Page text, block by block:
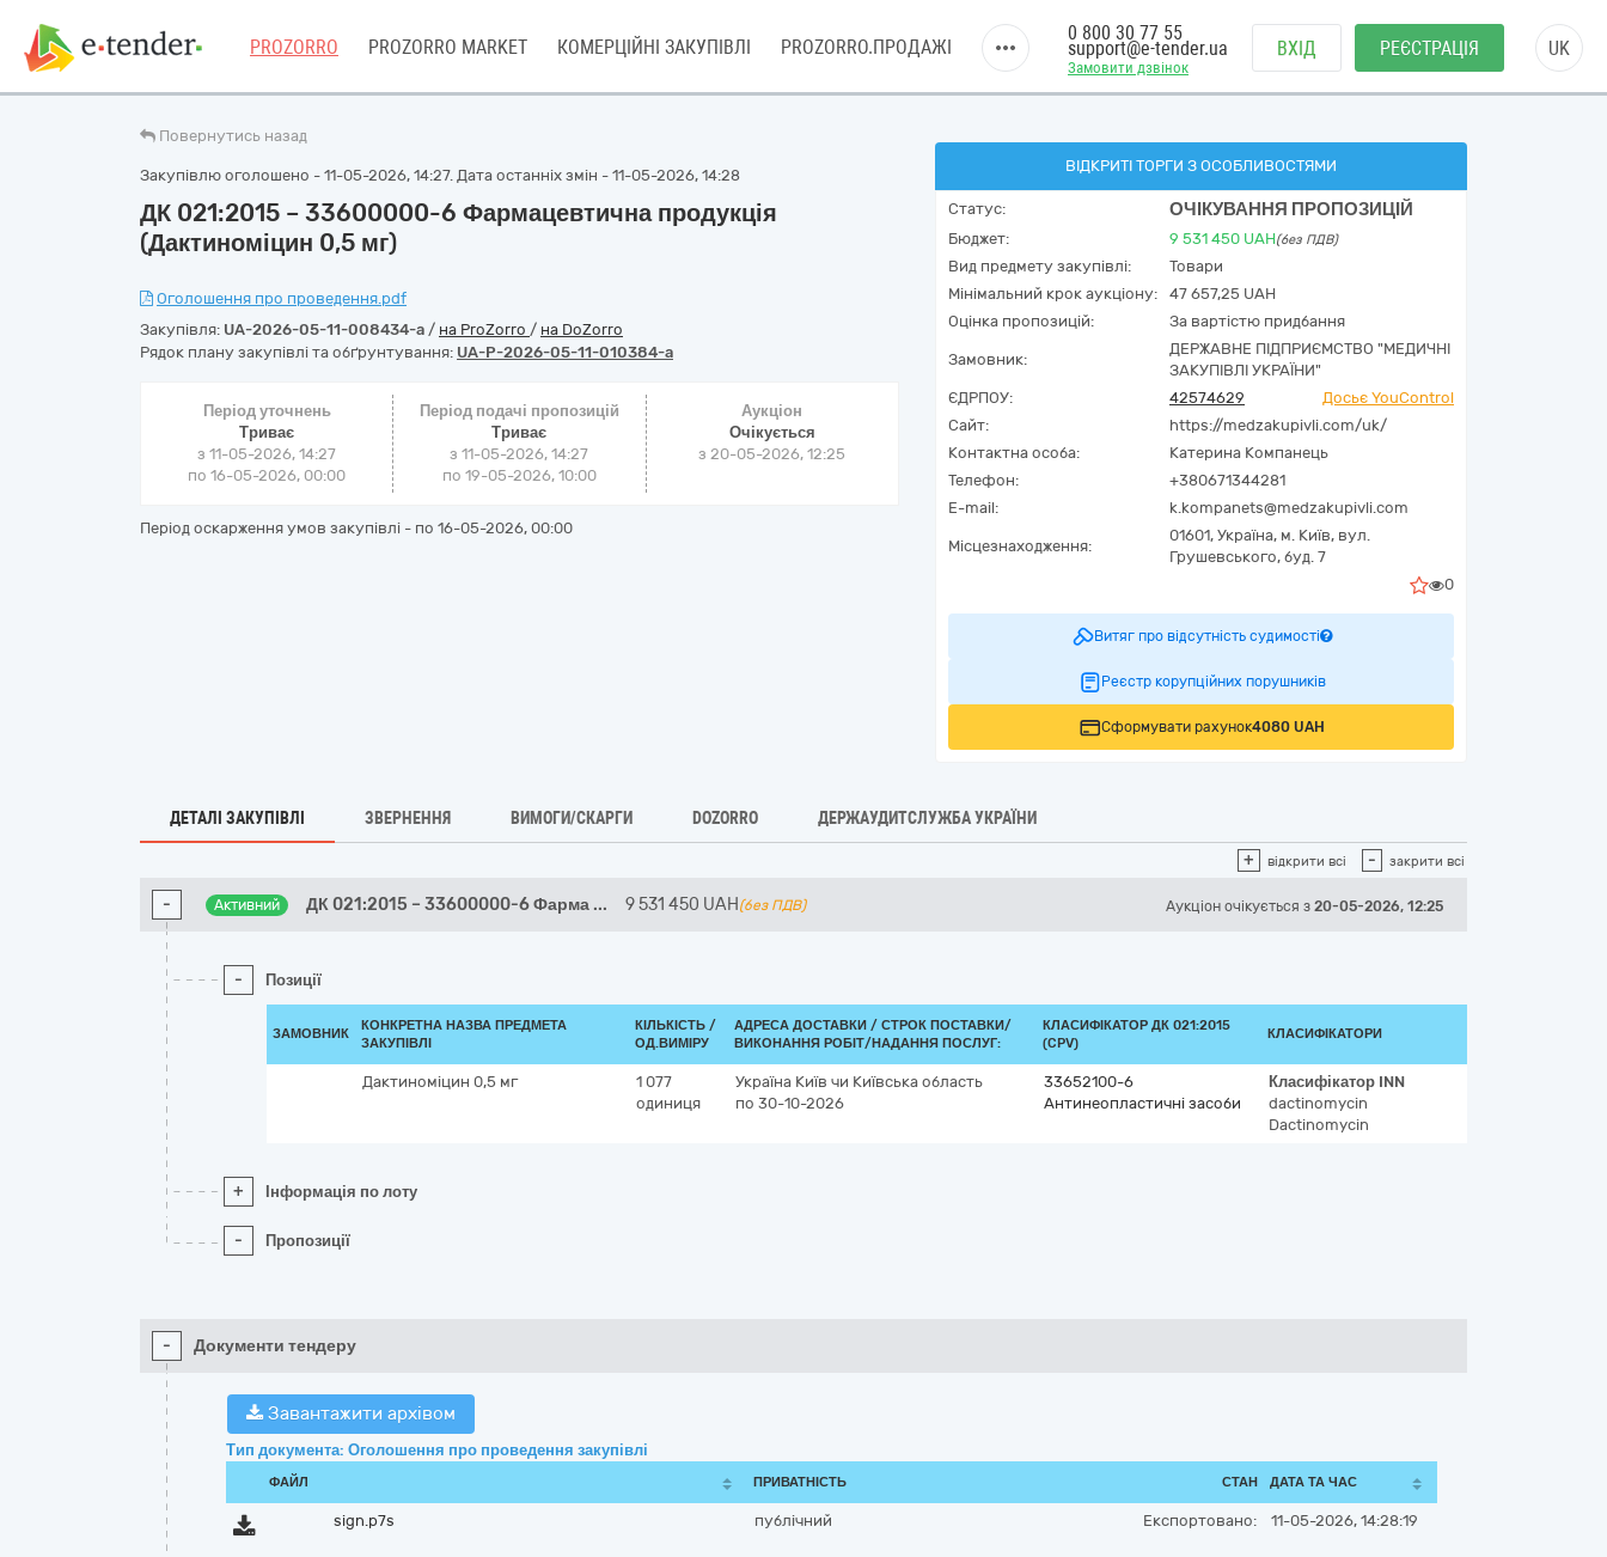
PROZORRO PROZORRO MARKET КОМЕРЦІЙНІ ЗАКУПІВЛІ PROZORRO.ПРОДАЖІ
Замовити дзвінок
0 800 30 77 55
support@e-tender.ua ВХІД РЕЄСТРАЦІЯ UK
Повернутись назад
Закупівлю оголошено - 11-05-2026, 14:27. Дата останніх змін - 11-05-2026, 14:28
ДК 021:2015 – 33600000-6 Фармацевтична продукція
(Дактиноміцин 0,5 мг)
Оголошення про проведення.pdf
Закупівля: UA-2026-05-11-008434-a / на ProZorro / на DoZorro
Рядок плану закупівлі та обґрунтування: UA-P-2026-05-11-010384-a
Період уточнень
Триває
з 11-05-2026, 14:27
по 16-05-2026, 00:00
Період подачі пропозицій
Триває
з 11-05-2026, 14:27
по 19-05-2026, 10:00
Аукціон
Очікується
з20-05-2026, 12:25
Період оскарження умов закупівлі - по 16-05-2026, 00:00
ВІДКРИТІ ТОРГИ З ОСОБЛИВОСТЯМИ
Статус: ОЧІКУВАННЯ ПРОПОЗИЦІЙ
Бюджет: 9 531 450 UAH(без ПДВ)
Вид предмету закупівлі:
Товари
Мінімальний крок аукціону:
47 657,25 UAH
Оцінка пропозицій:
За вартістю придбання
Замовник:
ДЕРЖАВНЕ ПІДПРИЄМСТВО "МЕДИЧНІ
ЗАКУПІВЛІ УКРАЇНИ"
ЄДРПОУ:
42574629
Досьє YouControl
Сайт:
https://medzakupivli.com/uk/
Контактна особа:
Катерина Компанець
Телефон:
+380671344281
E-mail:
k.kompanets@medzakupivli.com
Місцезнаходження:
01601, Україна, м. Київ, вул.
Грушевського, буд. 7
0
Витяг про відсутність судимості
Реєстр корупційних порушників
Сформувати рахунок4080 UAH
ДЕТАЛІ ЗАКУПІВЛІ ЗВЕРНЕННЯ ВИМОГИ/СКАРГИ DOZORRO ДЕРЖАУДИТСЛУЖБА УКРАЇНИ
+ відкрити всі - закрити всі
- Активний ДК 021:2015 – 33600000-6 Фарма ... 9 531 450 UAH (без ПДВ) Аукціон очікується з 20-05-2026, 12:25
- Позиції
ЗАМОВНИК
КОНКРЕТНА НАЗВА ПРЕДМЕТА
ЗАКУПІВЛІ
КІЛЬКІСТЬ /
ОД.ВИМІРУ
АДРЕСА ДОСТАВКИ / СТРОК ПОСТАВКИ/
ВИКОНАННЯ РОБІТ/НАДАННЯ ПОСЛУГ:
КЛАСИФІКАТОР ДК 021:2015
(CPV)
КЛАСИФІКАТОРИ
Дактиноміцин 0,5 мг
1 077
одиниця
Україна Київ чи Київська область
по 30-10-2026
33652100-6
Антинеопластичні засоби
Класифікатор INN
dactinomycin
Dactinomycin
+ Інформація по лоту
- Пропозиції
- Документи тендеру
Завантажити архівом
Тип документа: Оголошення про проведення закупівлі
ФАЙЛ ПРИВАТНІСТЬ СТАН ДАТА ТА ЧАС
sign.p7s публічний Експортовано: 11-05-2026, 14:28:19